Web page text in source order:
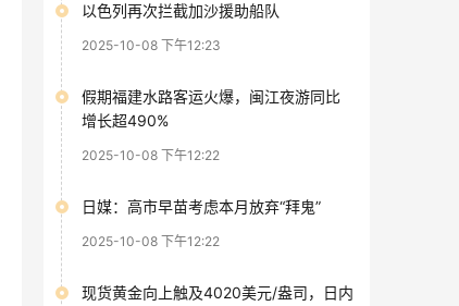
以色列再次拦截加沙援助船队
2025-10-08 下午12:23
假期福建水路客运火爆，闽江夜游同比
增长超490%
2025-10-08 下午12:22
日媒：高市早苗考虑本月放弃“拜鬼”
2025-10-08 下午12:22
现货黄金向上触及4020美元/盎司，日内